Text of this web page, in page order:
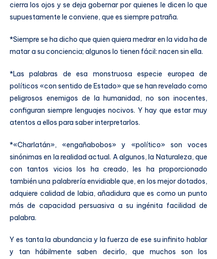
cierra los ojos y se deja gobernar por quienes le dicen lo que
supuestamente le conviene, que es siempre patraña.
*Siempre se ha dicho que quien quiera medrar en la vida ha de
matar a su conciencia; algunos lo tienen fácil: nacen sin ella.
*Las palabras de esa monstruosa especie europea de
políticos «con sentido de Estado» que se han revelado como
peligrosos enemigos de la humanidad, no son inocentes,
configuran siempre lenguajes nocivos. Y hay que estar muy
atentos a ellos para saber interpretarlos.
*«Charlatán», «engañabobos» y «político» son voces
sinónimas en la realidad actual. A algunos, la Naturaleza, que
con tantos vicios los ha creado, les ha proporcionado
también una palabrería envidiable que, en los mejor dotados,
adquiere calidad de labia, añadidura que es como un punto
más de capacidad persuasiva a su ingénita facilidad de
palabra.
Y es tanta la abundancia y la fuerza de ese su infinito hablar
y tan hábilmente saben decirlo, que muchos son los